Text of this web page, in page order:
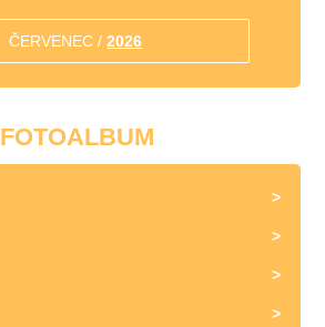
ČERVENEC /2026
FOTOALBUM